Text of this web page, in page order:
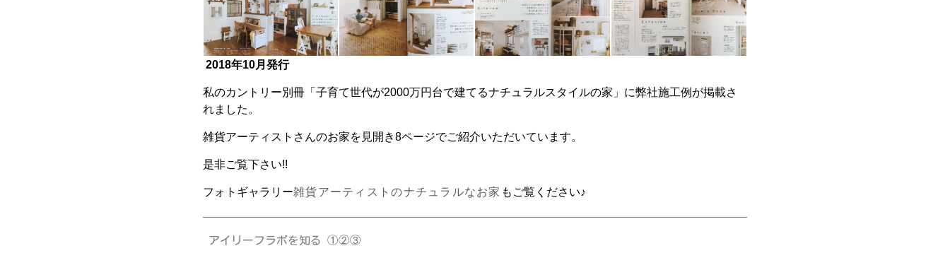
2018年10月発行
私のカントリー別冊「子育て世代が2000万円台で建てるナチュラルスタイルの家」に弊社施工例が掲載さ
れました。
雑貨アーティストさんのお家を見開き8ページでご紹介いただいています。
是非ご覧下さい!!
フォトギャラリー雑貨アーティストのナチュラルなお家 もご覧ください♪
アイリーフラボを知る ①②③